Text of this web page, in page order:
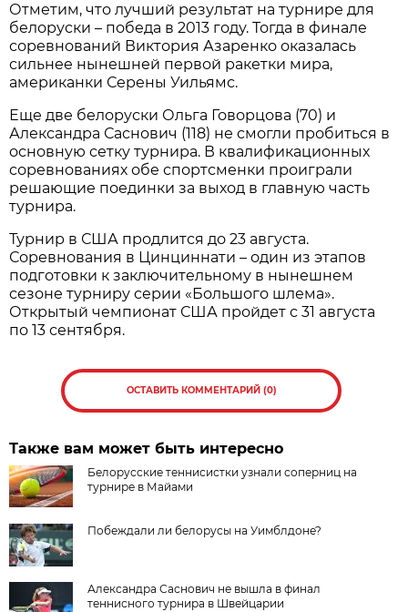
Отметим, что лучший результат на турнире для
белоруски – победа в 2013 году. Тогда в финале
соревнований Виктория Азаренко оказалась
сильнее нынешней первой ракетки мира,
американки Серены Уильямс.
Еще две белоруски Ольга Говорцова (70) и
Александра Саснович (118) не смогли пробиться в
основную сетку турнира. В квалификационных
соревнованиях обе спортсменки проиграли
решающие поединки за выход в главную часть
турнира.
Турнир в США продлится до 23 августа.
Соревнования в Цинциннати – один из этапов
подготовки к заключительному в нынешнем
сезоне турниру серии «Большого шлема».
Открытый чемпионат США пройдет с 31 августа
по 13 сентября.
ОСТАВИТЬ КОММЕНТАРИЙ (0)
Также вам может быть интересно
Белорусские теннисистки узнали соперниц на
турнире в Майами
Побеждали ли белорусы на Уимблдоне?
Александра Саснович не вышла в финал
теннисного турнира в Швейцарии